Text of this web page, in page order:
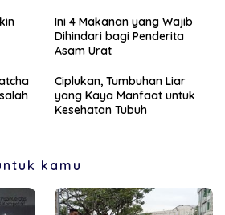
Ini 4 Makanan yang Wajib
Dihindari bagi Penderita
Asam Urat
Ciplukan, Tumbuhan Liar
yang Kaya Manfaat untuk
Kesehatan Tubuh
kamu